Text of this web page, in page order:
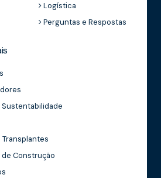
Logística
Perguntas e Respostas
Construção